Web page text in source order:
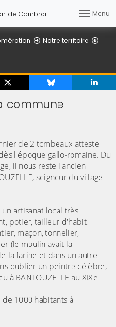
de Cambrai Menu
Notre territoire
commune
de 2 tombeaux atteste
l'époque gallo-romaine. Du
il nous reste l'ancien
seigneur du village
un artisanat local très
potier, tailleur d'habit,
maçon, tonnelier,
(le moulin avait la
la farine et dans un autre
oublier un peintre célèbre,
à BANTOUZELLE au XIXe
de 1000 habitants à